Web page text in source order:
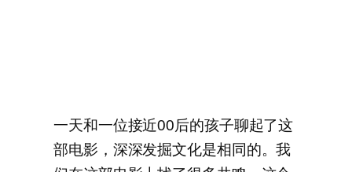
一天和一位接近00后的孩子聊起了这
部电影，深深发掘文化是相同的。我